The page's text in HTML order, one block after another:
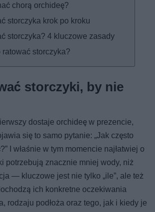
chorą orchideę?
storczyka krok po kroku
storczyka? 4 kluczowe zasady
ratować storczyka?
storczyki, by nie
dostaje orchideę w prezencie,
się to samo pytanie: „Jak często
I właśnie w tym momencie najłatwiej o
potrzebują znacznie mniej wody, niż
— kluczowe jest nie tylko „ile”, ale też
ich konkretne oczekiwania
rodzaju podłoża oraz tego, jak i kiedy je